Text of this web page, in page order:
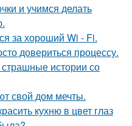
и учимся делать
за хороший Wi - Fi.
довериться процессу.
истории со
свой дом мечты.
кухню в цвет глаз